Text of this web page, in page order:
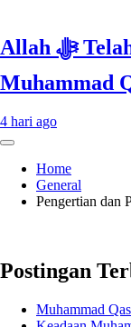
Allah ﷻ Telah Menyiapkan “Gua Ashabul Kahfi” Akhir Zaman Bagi Para Helper Muhammad Qasim, Kuncinya di Tangan
Muhammad
4 hari ago
Home
General
Pengertian dan
Postingan
Muhammad